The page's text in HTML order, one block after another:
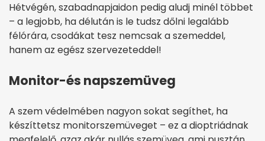
Hétvégén, szabadnapjaidon pedig aludj minél többet
– a legjobb, ha délután is le tudsz dőlni legalább
félórára, csodákat tesz nemcsak a szemeddel,
hanem az egész szervezeteddel!
Monitor-és napszemüveg
A szem védelmében nagyon sokat segíthet, ha
készíttetsz monitorszemüveget – ez a dioptriádnak